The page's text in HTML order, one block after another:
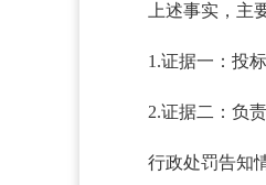
上述事实，主
1.证据一：投
2.证据二：负
行政处罚告知